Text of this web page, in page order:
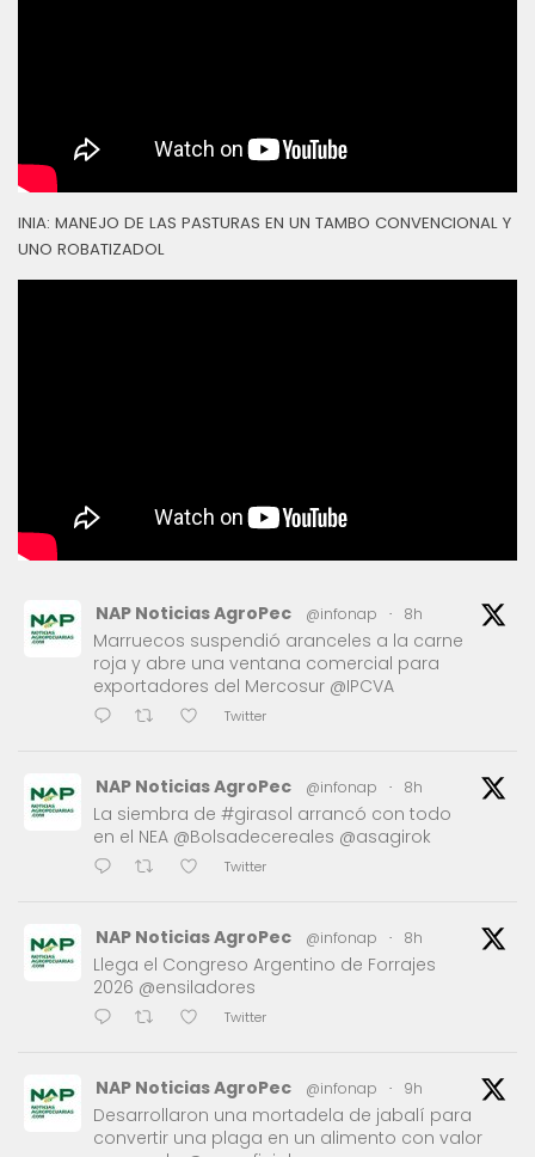
INIA: MANEJO DE LAS PASTURAS EN UN TAMBO CONVENCIONAL Y
UNO ROBATIZADOL
NAP Noticias AgroPec @infonap · 8h
Marruecos suspendió aranceles a la carne
roja y abre una ventana comercial para
exportadores del Mercosur @IPCVA
Twitter
NAP Noticias AgroPec @infonap · 8h
La siembra de #girasol arrancó con todo
en el NEA @Bolsadecereales @asagirok
Twitter
NAP Noticias AgroPec @infonap · 8h
Llega el Congreso Argentino de Forrajes
2026 @ensiladores
Twitter
NAP Noticias AgroPec @infonap · 9h
Desarrollaron una mortadela de jabalí para
convertir una plaga en un alimento con valor